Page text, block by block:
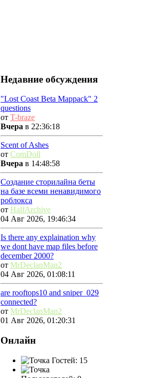
Недавние обсуждения
"Lost Coast Beta Mappack" 2
questions
от T-braze
Вчера в 22:36:18
Scent of Ashes
от ComDoll
Вчера в 14:48:58
Создание сторилайна беты
на базе всеми ненавидимого
роблокса
от HalfArchive
04 Авг 2026, 19:46:34
Is there any explaination why
we dont have map files before
december 2000?
от MrDeclanMan2
04 Авг 2026, 01:08:11
are rooftops10 and sniper_029
connected?
от MrDeclanMan2
01 Авг 2026, 01:20:31
Онлайн
Гостей: 15